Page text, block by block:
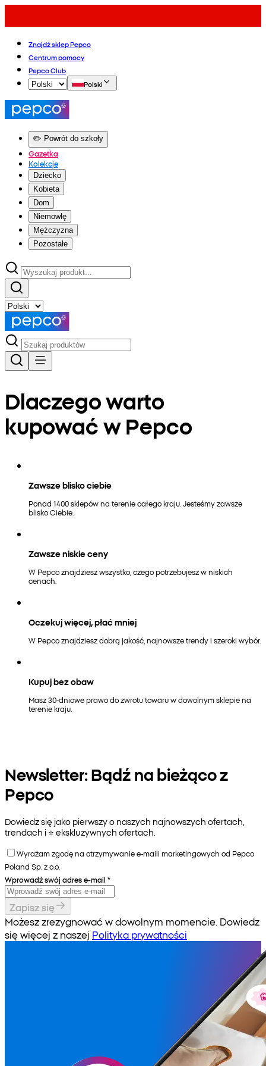
Znajdź sklep Pepco
Centrum pomocy
Pepco Club
Polski
✏️ Powrót do szkoły
Gazetka
Kolekcje
Dziecko
Kobieta
Dom
Niemowlę
Mężczyzna
Pozostałe
Dlaczego warto
kupować w Pepco
Zawsze blisko ciebie
Ponad 1400 sklepów na terenie całego kraju. Jesteśmy zawsze
blisko Ciebie.
Zawsze niskie ceny
W Pepco znajdziesz wszystko, czego potrzebujesz w niskich
cenach.
Oczekuj więcej, płać mniej
W Pepco znajdziesz dobrą jakość, najnowsze trendy i szeroki wybór.
Kupuj bez obaw
Masz 30-dniowe prawo do zwrotu towaru w dowolnym sklepie na
terenie kraju.
Newsletter: Bądź na bieżąco z
Pepco
Dowiedz się jako pierwszy o naszych najnowszych ofertach,
trendach i ⭐️ ekskluzywnych ofertach.
Wyrażam zgodę na otrzymywanie e-maili marketingowych od Pepco
Poland Sp. z o.o.
Wprowadź swój adres e-mail *
Zapisz się
Możesz zrezygnować w dowolnym momencie. Dowiedz
się więcej z naszej Polityka prywatności